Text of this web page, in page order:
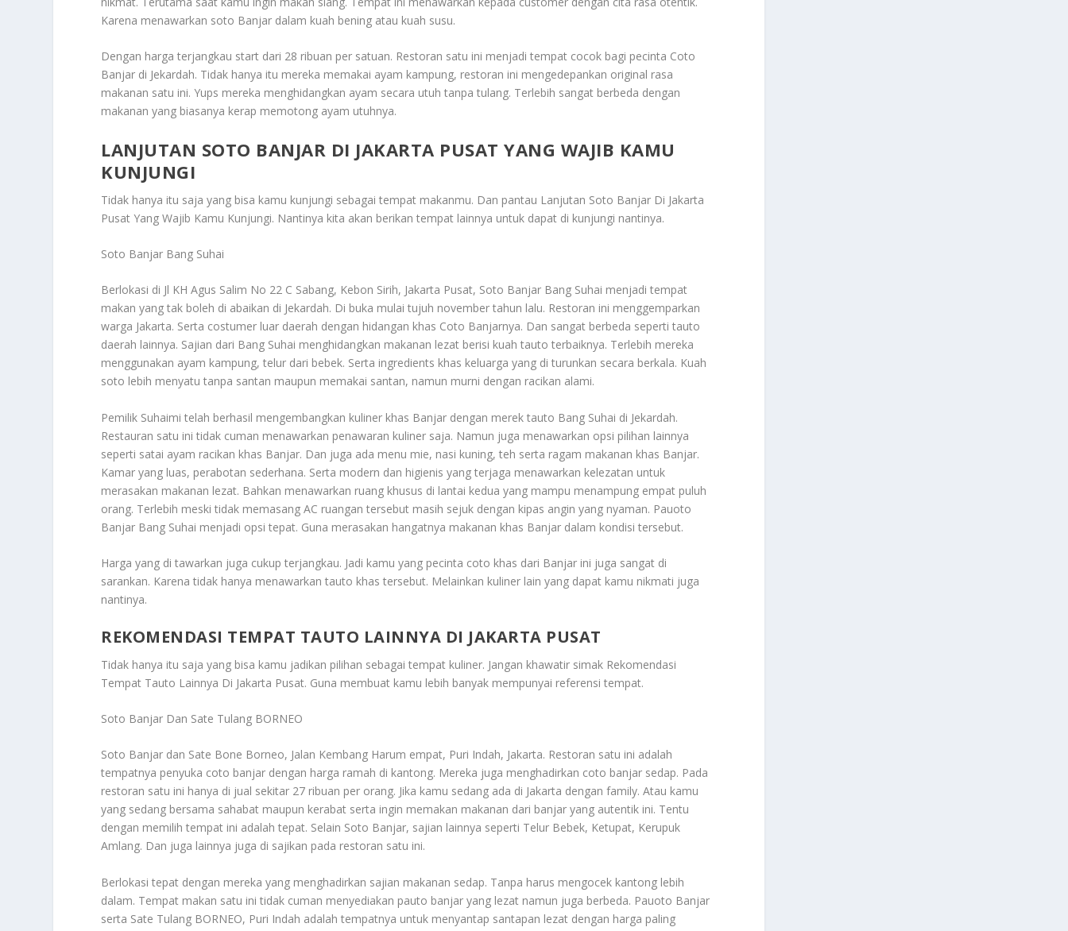
Karena menawarkan soto Banjar dalam kuah bening atau kuah susu.
Dengan harga terjangkau start dari 28 ribuan per satuan. Restoran satu ini menjadi tempat cocok bagi pecinta Coto
Banjar di Jekardah. Tidak hanya itu mereka memakai ayam kampung, restoran ini mengedepankan original rasa
makanan satu ini. Yups mereka menghidangkan ayam secara utuh tanpa tulang. Terlebih sangat berbeda dengan
makanan yang biasanya kerap memotong ayam utuhnya.
LANJUTAN SOTO BANJAR DI JAKARTA PUSAT YANG WAJIB KAMU
KUNJUNGI
Tidak hanya itu saja yang bisa kamu kunjungi sebagai tempat makanmu. Dan pantau Lanjutan Soto Banjar Di Jakarta
Pusat Yang Wajib Kamu Kunjungi. Nantinya kita akan berikan tempat lainnya untuk dapat di kunjungi nantinya.
Soto Banjar Bang Suhai
Berlokasi di Jl KH Agus Salim No 22 C Sabang, Kebon Sirih, Jakarta Pusat, Soto Banjar Bang Suhai menjadi tempat
makan yang tak boleh di abaikan di Jekardah. Di buka mulai tujuh november tahun lalu. Restoran ini menggemparkan
warga Jakarta. Serta costumer luar daerah dengan hidangan khas Coto Banjarnya. Dan sangat berbeda seperti tauto
daerah lainnya. Sajian dari Bang Suhai menghidangkan makanan lezat berisi kuah tauto terbaiknya. Terlebih mereka
menggunakan ayam kampung, telur dari bebek. Serta ingredients khas keluarga yang di turunkan secara berkala. Kuah
soto lebih menyatu tanpa santan maupun memakai santan, namun murni dengan racikan alami.
Pemilik Suhaimi telah berhasil mengembangkan kuliner khas Banjar dengan merek tauto Bang Suhai di Jekardah.
Restauran satu ini tidak cuman menawarkan penawaran kuliner saja. Namun juga menawarkan opsi pilihan lainnya
seperti satai ayam racikan khas Banjar. Dan juga ada menu mie, nasi kuning, teh serta ragam makanan khas Banjar.
Kamar yang luas, perabotan sederhana. Serta modern dan higienis yang terjaga menawarkan kelezatan untuk
merasakan makanan lezat. Bahkan menawarkan ruang khusus di lantai kedua yang mampu menampung empat puluh
orang. Terlebih meski tidak memasang AC ruangan tersebut masih sejuk dengan kipas angin yang nyaman. Pauoto
Banjar Bang Suhai menjadi opsi tepat. Guna merasakan hangatnya makanan khas Banjar dalam kondisi tersebut.
Harga yang di tawarkan juga cukup terjangkau. Jadi kamu yang pecinta coto khas dari Banjar ini juga sangat di
sarankan. Karena tidak hanya menawarkan tauto khas tersebut. Melainkan kuliner lain yang dapat kamu nikmati juga
nantinya.
REKOMENDASI TEMPAT TAUTO LAINNYA DI JAKARTA PUSAT
Tidak hanya itu saja yang bisa kamu jadikan pilihan sebagai tempat kuliner. Jangan khawatir simak Rekomendasi
Tempat Tauto Lainnya Di Jakarta Pusat. Guna membuat kamu lebih banyak mempunyai referensi tempat.
Soto Banjar Dan Sate Tulang BORNEO
Soto Banjar dan Sate Bone Borneo, Jalan Kembang Harum empat, Puri Indah, Jakarta. Restoran satu ini adalah
tempatnya penyuka coto banjar dengan harga ramah di kantong. Mereka juga menghadirkan coto banjar sedap. Pada
restoran satu ini hanya di jual sekitar 27 ribuan per orang. Jika kamu sedang ada di Jakarta dengan family. Atau kamu
yang sedang bersama sahabat maupun kerabat serta ingin memakan makanan dari banjar yang autentik ini. Tentu
dengan memilih tempat ini adalah tepat. Selain Soto Banjar, sajian lainnya seperti Telur Bebek, Ketupat, Kerupuk
Amlang. Dan juga lainnya juga di sajikan pada restoran satu ini.
Berlokasi tepat dengan mereka yang menghadirkan sajian makanan sedap. Tanpa harus mengocek kantong lebih
dalam. Tempat makan satu ini tidak cuman menyediakan pauto banjar yang lezat namun juga berbeda.​​​ Pauoto Banjar
serta Sate Tulang BORNEO, Puri Indah adalah tempatnya untuk menyantap santapan lezat dengan harga paling